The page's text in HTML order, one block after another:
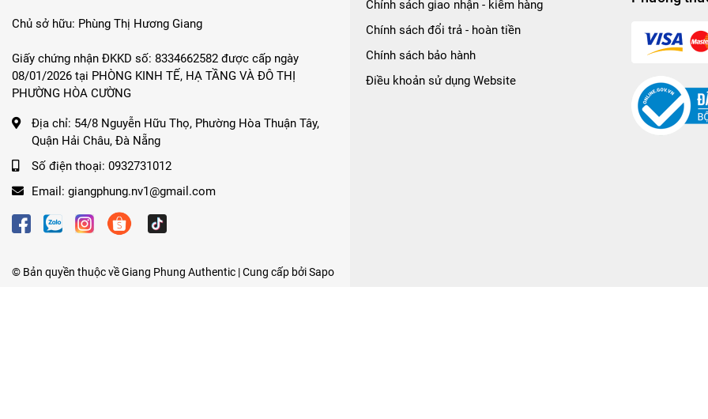
Chủ sở hữu: Phùng Thị Hương Giang
Giấy chứng nhận ĐKKD số: 8334662582 được cấp ngày
08/01/2026 tại PHÒNG KINH TẾ, HẠ TẦNG VÀ ĐÔ THỊ
PHƯỜNG HÒA CƯỜNG
Địa chỉ: 54/8 Nguyễn Hữu Thọ, Phường Hòa Thuận Tây,
Quận Hải Châu, Đà Nẵng
Số điện thoại: 0932731012
Email: giangphung.nv1@gmail.com
Chính sách giao nhận - kiểm hàng
Chính sách đổi trả - hoàn tiền
Chính sách bảo hành
Điều khoản sử dụng Website
© Bản quyền thuộc vềGiang Phung Authentic | Cung cấp bởiSapo